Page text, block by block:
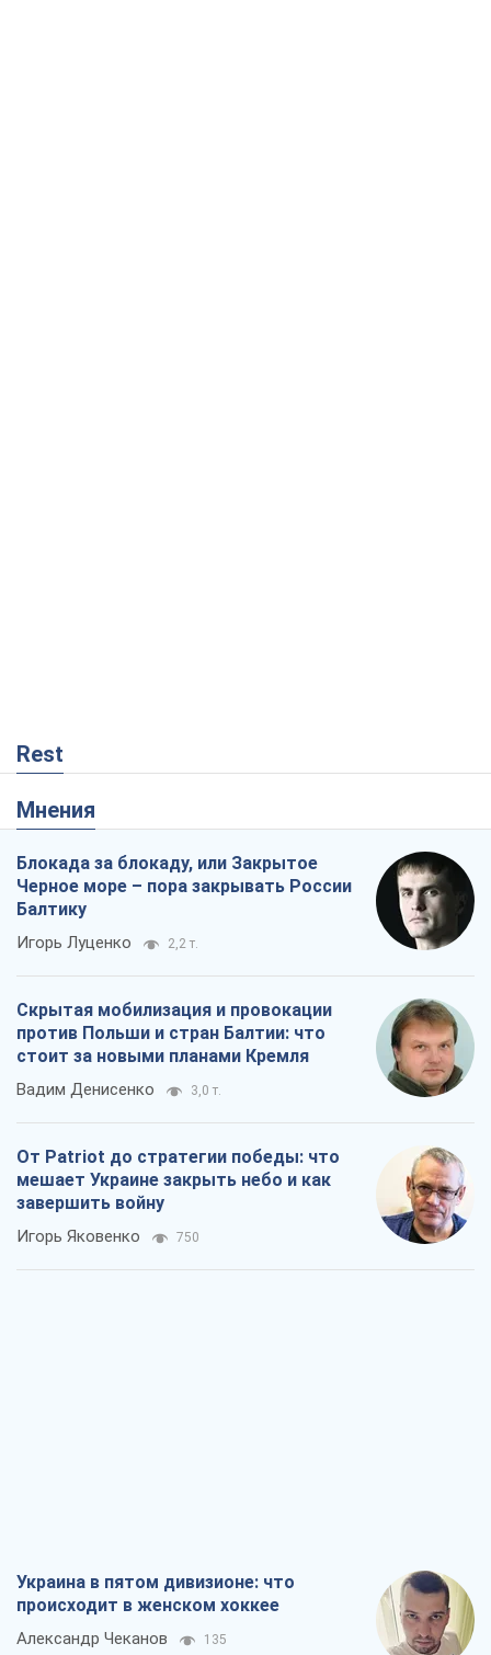
Rest
Мнения
Блокада за блокаду, или Закрытое
Черное море – пора закрывать России
Балтику
Игорь Луценко 2,2 т.
Скрытая мобилизация и провокации
против Польши и стран Балтии: что
стоит за новыми планами Кремля
Вадим Денисенко 3,0 т.
От Patriot до стратегии победы: что
мешает Украине закрыть небо и как
завершить войну
Игорь Яковенко 750
Украина в пятом дивизионе: что
происходит в женском хоккее
Александр Чеканов 135